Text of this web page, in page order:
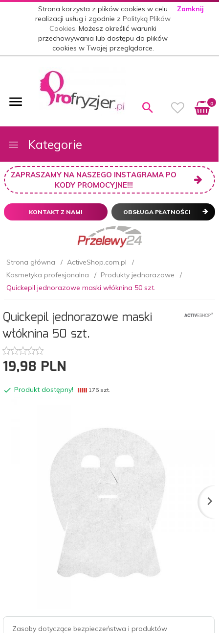
Strona korzysta z plików cookies w celu
realizacji usług i zgodnie zPolityką Plików
Cookies. Możesz określić warunki
przechowywania lub dostępu do plików
cookies w Twojej przeglądarce.
Zamknij
0
Kategorie
ZAPRASZAMY NA NASZEGO INSTAGRAMA PO
KODY PROMOCYJNE!!!
KONTAKT Z NAMI OBSŁUGA PŁATNOŚCI
Strona główna
ActiveShop.com.pl
Kosmetyka profesjonalna
Produkty jednorazowe
Quickepil jednorazowe maski włóknina 50 szt.
Quickepil jednorazowe maski
włóknina 50 szt.
19,98 PLN
Produkt dostępny! 175 szt.
Zasoby dotyczące bezpieczeństwa i produktów